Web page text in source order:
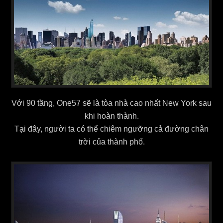
Với 90 tầng, One57 sẽ là tòa nhà cao nhất New York sau
khi hoàn thành.
Tại đây, người ta có thể chiêm ngưỡng cả đường chân
trời của thành phố.